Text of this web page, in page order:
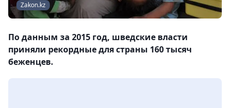
Zakon.kz
По данным за 2015 год, шведские власти
приняли рекордные для страны 160 тысяч
беженцев.